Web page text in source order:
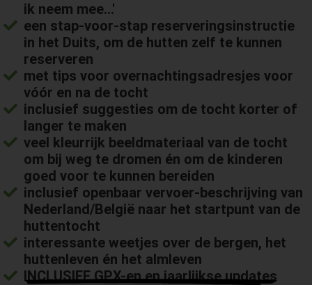
ik neem mee...'
een stap-voor-stap reserveringsinstructie
in het Duits, om de hutten zelf te kunnen
reserveren
met tips voor overnachtingsadresjes voor
vóór en na de tocht
inclusief suggesties om de tocht korter of
langer te maken
veel kleurrijk beeldmateriaal van de tocht
om bij weg te dromen én om de kinderen
goed voor te kunnen bereiden
inclusief openbaar vervoer-beschrijving van
Nederland/België naar het startpunt van de
huttentocht
interessante weetjes over de bergen, het
huttenleven én het almleven
INCLUSIEF GPX-enenjaarlijkse updates